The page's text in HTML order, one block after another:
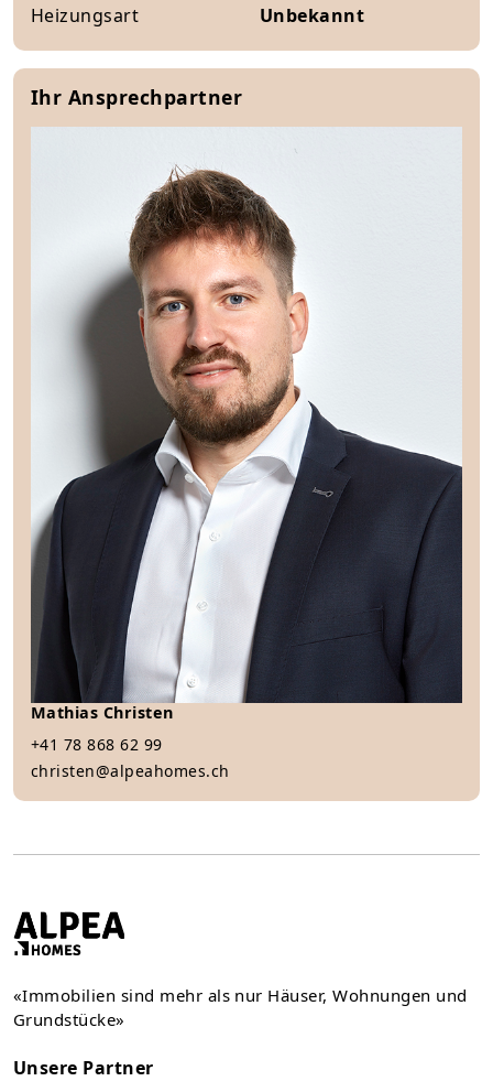
Heizungsart
Unbekannt
Ihr Ansprechpartner
Mathias Christen
+41 78 868 62 99
christen@alpeahomes.ch
«Immobilien sind mehr als nur Häuser, Wohnungen und
Grundstücke»
Unsere Partner